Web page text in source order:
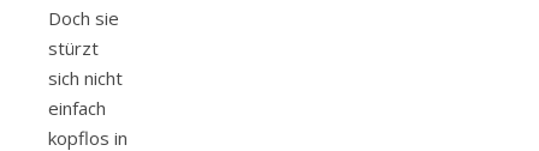
Doch sie
stürzt
sich nicht
einfach
kopflos in